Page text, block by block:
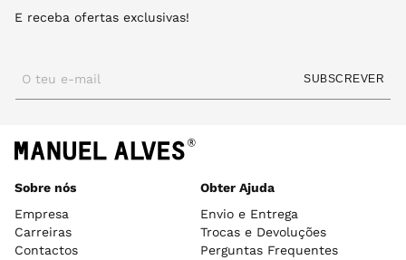
E receba ofertas exclusivas!
O teu e-mail SUBSCREVER
Sobre nós
Empresa
Carreiras
Contactos
Obter Ajuda
Envio e Entrega
Trocas e Devoluções
Perguntas Frequentes